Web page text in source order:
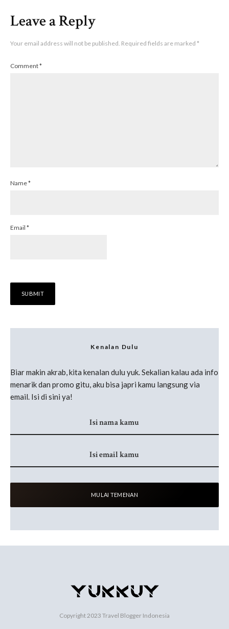
Leave a Reply
Your email address will not be published. Required fields are marked *
Comment*
Name*
Email *
Kenalan Dulu
Biar makin akrab, kita kenalan dulu yuk. Sekalian kalau ada info
menarik dan promo gitu, aku bisa japri kamu langsung via
email. Isi di sini ya!
Copyright 2023 Travel Blogger Indonesia